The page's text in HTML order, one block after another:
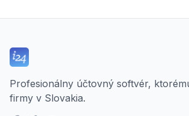
Profesionálny účtovný softvér,
firmy v Slovakia.